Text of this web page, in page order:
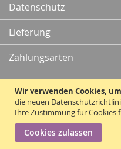
Wir verwenden Cookies,
die neuen
Ihre Zustimmung für Cookies
Cookies zulassen
Datenschutz
Lieferung
Zahlungsarten
Kontakt
Vertrag widerrufen
Copyright © 2010